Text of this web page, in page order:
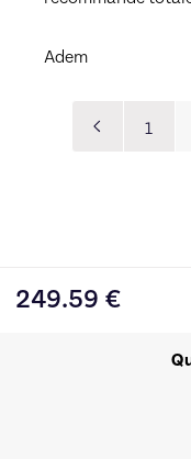
Adem
1
249.59 €